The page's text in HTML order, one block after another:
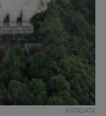
KATADATA